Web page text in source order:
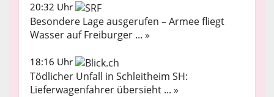
20:32 Uhr
Besondere Lage ausgerufen – Armee fliegt
Wasser auf Freiburger ... »
18:16 Uhr
Tödlicher Unfall in Schleitheim SH:
Lieferwagenfahrer übersieht ... »